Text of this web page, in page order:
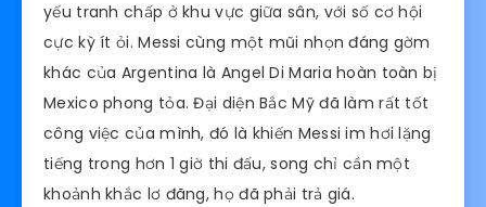
yếu tranh chấp ở khu vực giữa sân, với số cơ hội
cực kỳ ít ỏi. Messi cùng một mũi nhọn đáng gờm
khác của Argentina là Angel Di Maria hoàn toàn bị
Mexico phong tỏa. Đại diện Bắc Mỹ đã làm rất tốt
công việc của mình, đó là khiến Messi im hơi lặng
tiếng trong hơn 1 giờ thi đấu, song chỉ cần một
khoảnh khắc lơ đãng, họ đã phải trả giá.